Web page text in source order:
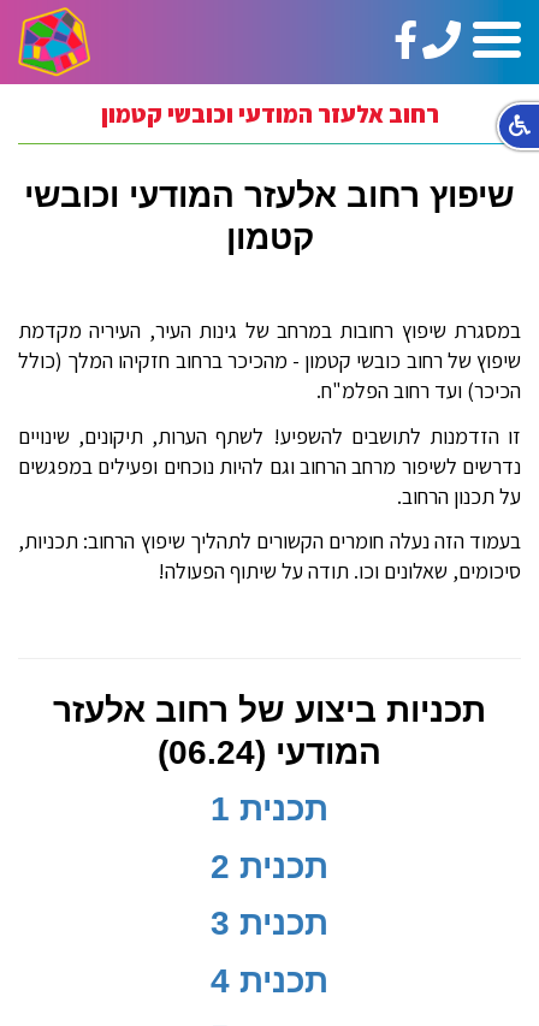
תפריט
טלפון:
02-
https://www.facebook.com/ginotHair
רחוב אלעזר המודעי וכובשי קטמון
שיפוץ רחוב אלעזר המודעי וכובשי
קטמון
במסגרת שיפוץ רחובות במרחב של גינות העיר, העיריה מקדמת
שיפוץ של רחוב כובשי קטמון - מהכיכר ברחוב חזקיהו המלך (כולל
הכיכר) ועד רחוב הפלמ"ח.
זו הזדמנות לתושבים להשפיע! לשתף הערות, תיקונים, שינויים
נדרשים לשיפור מרחב הרחוב וגם להיות נוכחים ופעילים במפגשים
על תכנון הרחוב.
בעמוד הזה נעלה חומרים הקשורים לתהליך שיפוץ הרחוב: תכניות,
סיכומים, שאלונים וכו. תודה על שיתוף הפעולה!
תכניות ביצוע של רחוב אלעזר
המודעי (06.24)
תכנית 1
תכנית 2
תכנית 3
תכנית 4